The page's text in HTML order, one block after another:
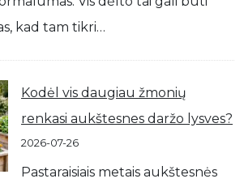
kad tam tikri…
Kodėl vis daugiau žmonių
renkasi aukštesnes daržo lysves?
2026-07-26
Pastaraisiais metais aukštesnės